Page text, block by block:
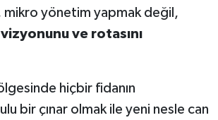
mikro yönetim yapmak değil,
ve rotasını
hiçbir fidanın
bir çınar olmak ile yeni nesle can